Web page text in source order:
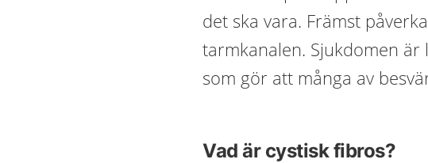
det ska vara. Främst
tarmkanalen. Sjukdomen
som gör att många av
Vad är cystisk fibros?